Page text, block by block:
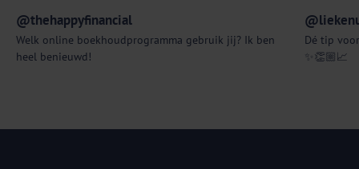
@thehappyfinancial
Welk online boekhoudprogramma gebruik jij? Ik ben
heel benieuwd!
Dé tip
✨👏🏼📈